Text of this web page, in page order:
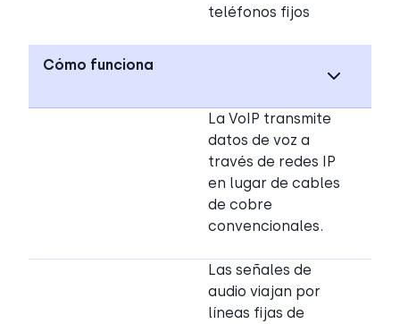
teléfonos fijos
Cómo funciona
La VoIP transmite
datos de voz a
través de redes IP
en lugar de cables
de cobre
convencionales.
Las señales de
audio viajan por
líneas fijas de